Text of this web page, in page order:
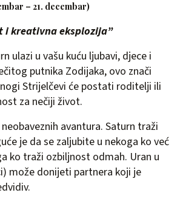
– 21. decembar)
i kreativna eksplozija”
ulazi u vašu kuću ljubavi, djece i
putnika Zodijaka, ovo znači
Strijelčevi će postati roditelji ili
za nečiji život.
avantura. Saturn traži
je da se zaljubite u nekoga ko već
ko traži ozbiljnost odmah. Uran u
može donijeti partnera koji je